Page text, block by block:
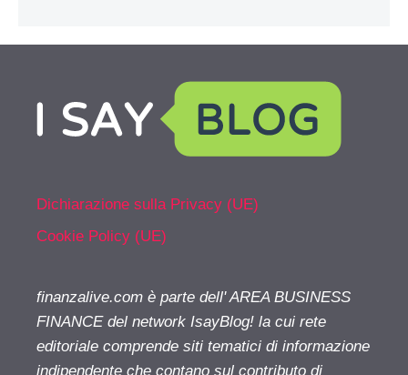
Dichiarazione sulla Privacy (UE)
Cookie Policy (UE)
finanzalive.com è parte dell' AREA BUSINESS
FINANCE del network IsayBlog! la cui rete
editoriale comprende siti tematici di informazione
indipendente che contano sul contributo di